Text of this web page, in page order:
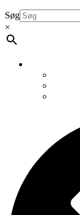
Søg
×